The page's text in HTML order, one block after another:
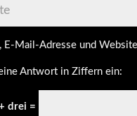
E-Mail-Adresse und
Antwort in Ziffern ein:
drei =